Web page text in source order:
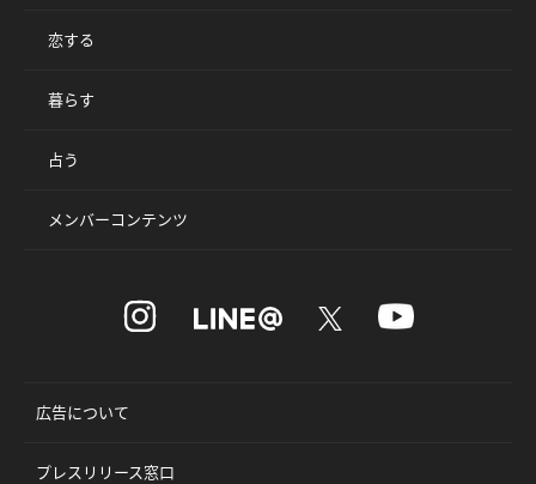
恋する
暮らす
占う
メンバーコンテンツ
広告について
プレスリリース窓口